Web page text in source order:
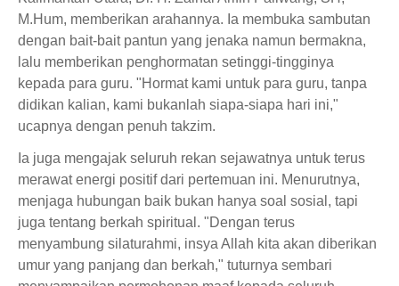
M.Hum, memberikan arahannya. Ia membuka sambutan
dengan bait-bait pantun yang jenaka namun bermakna,
lalu memberikan penghormatan setinggi-tingginya
kepada para guru. "Hormat kami untuk para guru, tanpa
didikan kalian, kami bukanlah siapa-siapa hari ini,"
ucapnya dengan penuh takzim.
Ia juga mengajak seluruh rekan sejawatnya untuk terus
merawat energi positif dari pertemuan ini. Menurutnya,
menjaga hubungan baik bukan hanya soal sosial, tapi
juga tentang berkah spiritual. "Dengan terus
menyambung silaturahmi, insya Allah kita akan diberikan
umur yang panjang dan berkah," tuturnya sembari